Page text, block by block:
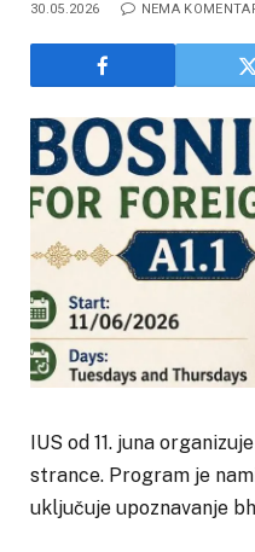
30.05.2026 NEMA
IUS od 11. juna
strance. Program je
uključuje upoznavanje